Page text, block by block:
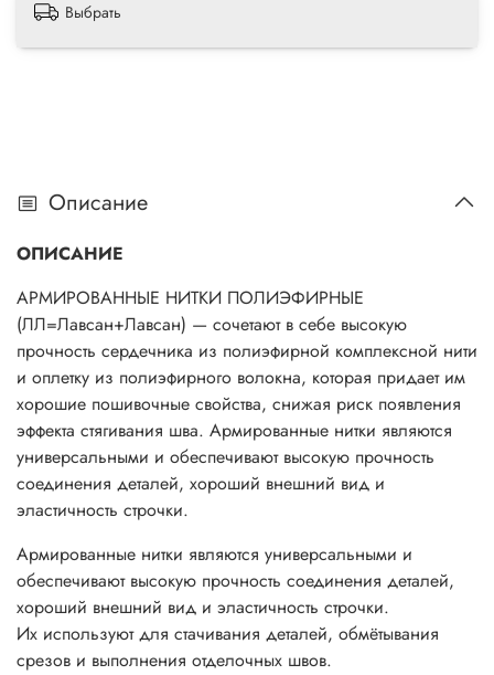
Выбрать
Описание
ОПИСАНИЕ
АРМИРОВАННЫЕ НИТКИ ПОЛИЭФИРНЫЕ
(ЛЛ=Лавсан+Лавсан) — сочетают в себе высокую
прочность сердечника из полиэфирной комплексной нити
и оплетку из полиэфирного волокна, которая придает им
хорошие пошивочные свойства, снижая риск появления
эффекта стягивания шва. Армированные нитки являются
универсальными и обеспечивают высокую прочность
соединения деталей, хороший внешний вид и
эластичность строчки.
Армированные нитки являются универсальными и
обеспечивают высокую прочность соединения деталей,
хороший внешний вид и эластичность строчки.
Их используют для стачивания деталей, обмётывания
срезов и выполнения отделочных швов.